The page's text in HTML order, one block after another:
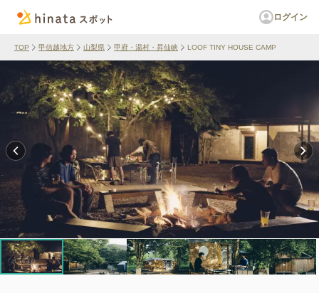
ログイン
TOP 甲信越地方 山梨県 甲府・湯村・昇仙峡 LOOF TINY HOUSE CAMP